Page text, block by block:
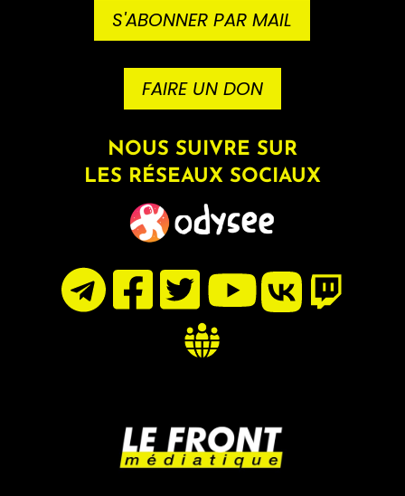
S'ABONNER PAR MAIL
FAIRE UN DON
NOUS SUIVRE SUR
LES RÉSEAUX SOCIAUX